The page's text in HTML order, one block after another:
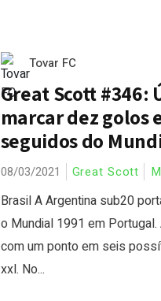
Tovar FC
Great Scott #346:
marcar dez golos
seguidos do
08/03/2021 Great Scott
Brasil A Argentina sub20
o Mundial 1991 em
com um ponto em seis
xxl. No...